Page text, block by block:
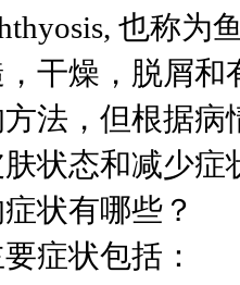
也称为
干燥，脱屑
法，但根据
状态和减少症
状有哪些？
症状包括：